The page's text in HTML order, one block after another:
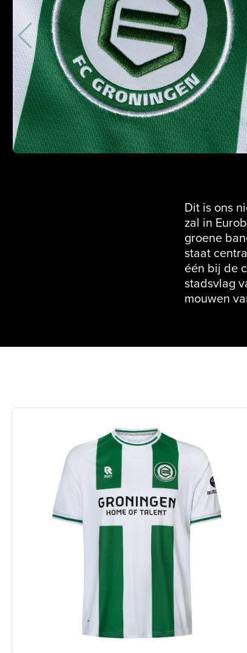
Dit is ons
zal in
groene
staat
één bij de
stadsvlag
mouwen